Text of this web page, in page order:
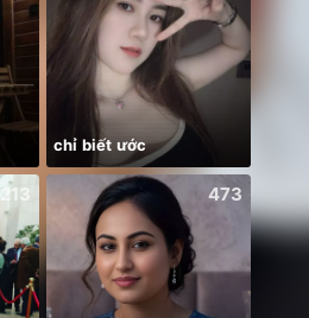
chỉ biết ước
213 473